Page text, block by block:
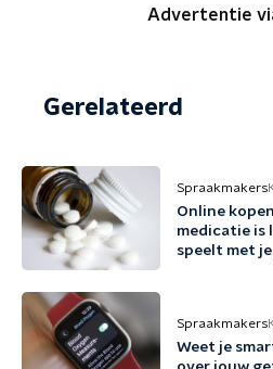
Advertentie
Gerelateerd
Spraakmakers
Online
medicatie is
speelt met
Spraakmakers
Weet je